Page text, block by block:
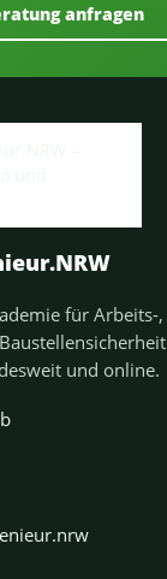
anfragen
für Arbeits-,
und online.